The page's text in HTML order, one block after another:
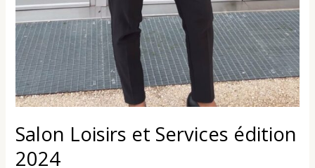
Salon Loisirs et Services édition
2024